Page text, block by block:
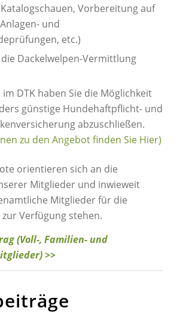
Vorbereitung auf
und
etc.)
Dackelwelpen-Vermittlung
DTK haben Sie die Möglichkeit
günstige Hundehaftpflicht- und
abzuschließen.
zu den Angebot finden Sie Hier)
orientieren sich an die
Mitglieder und inwieweit
Mitglieder für die
Verfügung stehen.
(Voll-, Familien- und
>>